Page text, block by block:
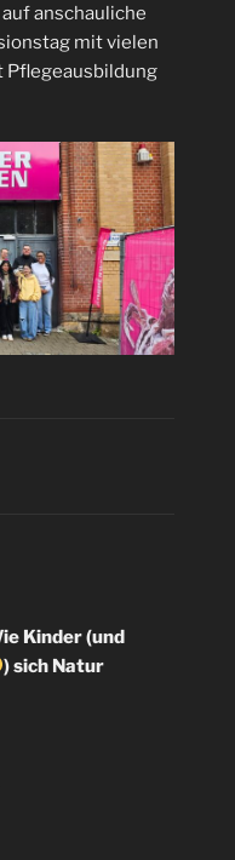
anschauliche
mit vielen
Pflegeausbildung
Kinder (und
) sich Natur